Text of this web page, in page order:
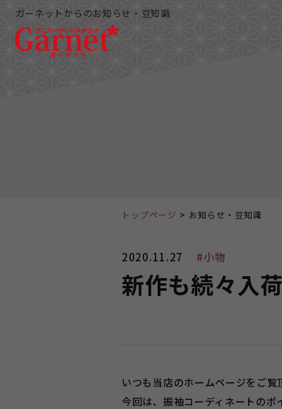
ガーネットからのお知らせ・豆知識
2020.11.27 #小物
新作も続々入
いつも当店のホームページをご覧
今回は、振袖コーディネートのポ
トップページ お知らせ・豆知識